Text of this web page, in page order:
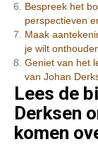
Bespreek het
perspectieven
Maak
je wilt
Geniet van het
van Johan
Lees de
Derksen
komen